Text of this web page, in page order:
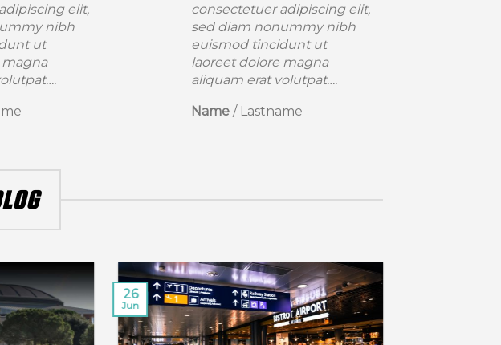
consectetuer adipiscing elit,
sed diam nonummy nibh
euismod tincidunt ut
laoreet dolore magna
aliquam erat volutpat….
Name
consectetuer adipiscing elit,
sed diam nonummy nibh
euismod tincidunt ut
laoreet dolore magna
aliquam erat volutpat….
Name /
26
Jun